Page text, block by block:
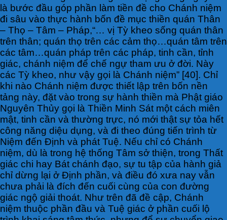
là bước đầu góp phần làm tiền đề cho Chánh niệm
đi sâu vào thực hành bốn đề mục thiền quán Thân
– Thọ – Tâm – Pháp,“… vị Tỳ kheo sống quán thân
trên thân; quán thọ trên các cảm thọ…quán tâm trên
các tâm…quán pháp trên các pháp, tinh cần, tỉnh
giác, chánh niệm để chế ngự tham ưu ở đời. Này
các Tỳ kheo, như vậy gọi là Chánh niệm” [40]. Chỉ
khi nào Chánh niệm được thiết lập trên bốn nền
tảng này, đặt vào trong sự hành thiền mà Phật giáo
Nguyên Thủy gọi là Thiền Minh Sát một cách miên
mật, tinh cần và thường trực, nó mới thật sự tỏa hết
công năng diệu dụng, và đi theo đúng tiến trình từ
Niệm đến Định và phát Tuệ. Nếu chỉ có Chánh
niệm, dù là trong hệ thống Tâm sở thiện, trong Thất
giác chi hay Bát chánh đạo, sự tu tập của hành giả
chỉ dừng lại ở Định phần, và điều đó xưa nay vẫn
chưa phải là đích đến cuối cùng của con đường
giác ngộ giải thoát. Như trên đã đề cập, Chánh
niệm thuộc phần đầu và Tuệ giác ở phần cuối lộ